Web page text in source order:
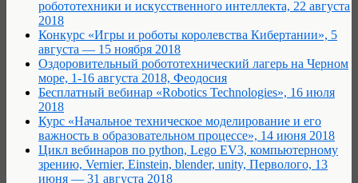
робототехники и искусственного интеллекта, 22 августа
2018
Конкурс «Игры и роботы королевства Кибертании», 5
августа — 15 ноября 2018
Оздоровительный робототехнический лагерь на Черном
море, 1-16 августа 2018, Феодосия
Бесплатный вебинар «Robotics Technologies», 16 июля
2018
Курс «Начальное техническое моделирование и его
важность в образовательном процессе», 14 июня 2018
Цикл вебинаров по python, Lego EV3, компьютерному
зрению, Vernier, Einstein, blender, unity, Перволого, 13
июня — 31 августа 2018